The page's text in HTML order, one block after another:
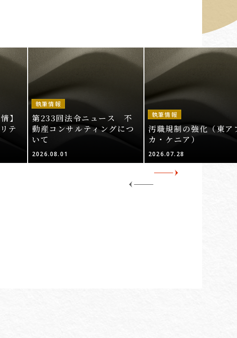
】
テ
執筆情報
第233回法令ニュース 不
動産コンサルティングにつ
いて
2026.08.01
執筆情報
汚職規制の強化（東ア
カ・ケニア）
2026.07.28